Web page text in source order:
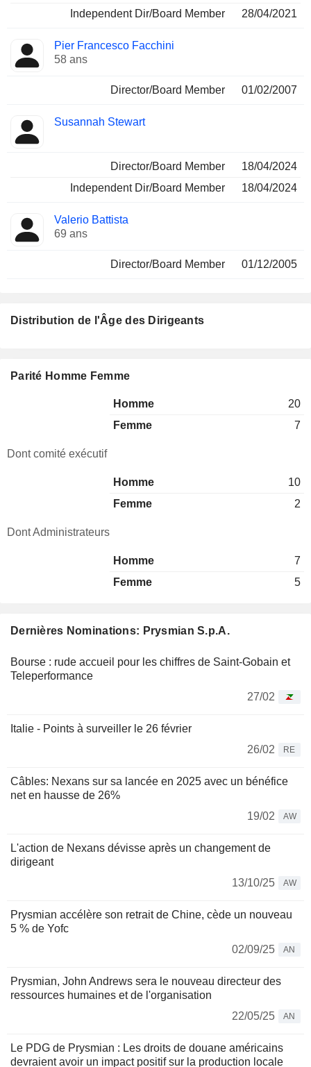
Independent Dir/Board Member 28/04/2021
Pier Francesco Facchini
58 ans
Director/Board Member 01/02/2007
Susannah Stewart
Director/Board Member
18/04/2024
Independent Dir/Board Member
18/04/2024
Valerio Battista
69 ans
Director/Board Member 01/12/2005
Dernières Nominations: Prysmian S.p.A.
Bourse : rude accueil pour les chiffres de Saint-Gobain et
Teleperformance
27/02
Italie - Points à surveiller le 26 février
26/02
RE
Câbles: Nexans sur sa lancée en 2025 avec un bénéfice
net en hausse de 26%
19/02
AW
L'action de Nexans dévisse après un changement de
dirigeant
13/10/25
AW
Prysmian accélère son retrait de Chine, cède un nouveau
5 % de Yofc
02/09/25
AN
Prysmian, John Andrews sera le nouveau directeur des
ressources humaines et de l'organisation
22/05/25
AN
Le PDG de Prysmian : Les droits de douane américains
devraient avoir un impact positif sur la production locale
Distribution de l'Âge des Dirigeants
Parité Homme Femme
Homme
20
Femme
7
Dont comité exécutif
Homme
10
Femme
2
Dont Administrateurs
Homme
7
Femme
5